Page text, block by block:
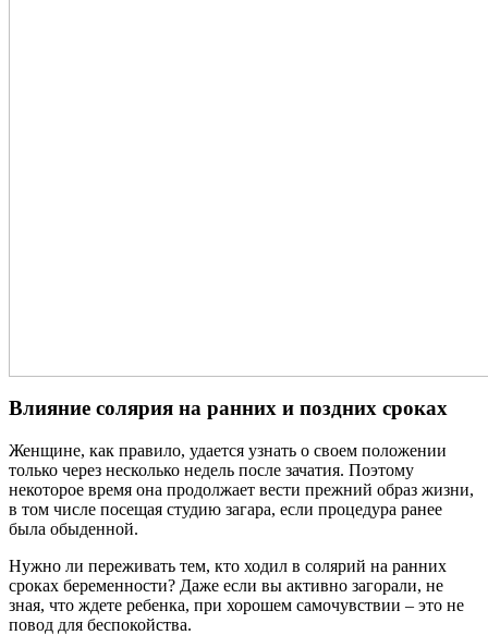
Влияние солярия на ранних и поздних сроках
Женщине, как правило, удается узнать о своем положении
только через несколько недель после зачатия. Поэтому
некоторое время она продолжает вести прежний образ жизни,
в том числе посещая студию загара, если процедура ранее
была обыденной.
Нужно ли переживать тем, кто ходил в солярий на ранних
сроках беременности? Даже если вы активно загорали, не
зная, что ждете ребенка, при хорошем самочувствии – это не
повод для беспокойства.